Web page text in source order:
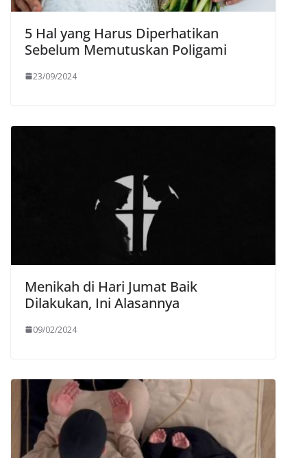
5 Hal yang Harus Diperhatikan
Sebelum Memutuskan Poligami
23/09/2024
Menikah di Hari Jumat Baik
Dilakukan, Ini Alasannya
09/02/2024